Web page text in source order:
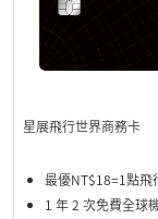
星展飛行世界商務卡
最優NT$18=1點飛
1 年 2 次免費全球